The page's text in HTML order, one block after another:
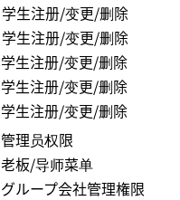
学生注册/变更/删除
学生注册/变更/删除
学生注册/变更/删除
学生注册/变更/删除
学生注册/变更/删除
管理员权限
老板/导师菜单
グループ会社管理権限